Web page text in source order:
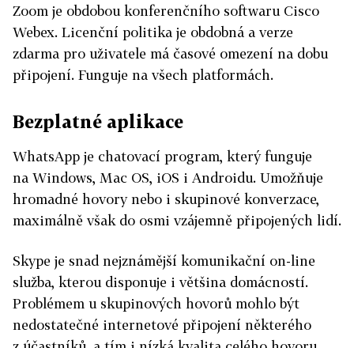
Zoom je obdobou konferenčního softwaru Cisco
Webex. Licenční politika je obdobná a verze
zdarma pro uživatele má časové omezení na dobu
připojení. Funguje na všech platformách.
Bezplatné aplikace
WhatsApp je chatovací program, který funguje
na Windows, Mac OS, iOS i Androidu. Umožňuje
hromadné hovory nebo i skupinové konverzace,
maximálně však do osmi vzájemně připojených lidí.
Skype je snad nejznámější komunikační on-line
služba, kterou disponuje i většina domácností.
Problémem u skupinových hovorů mohlo být
nedostatečné internetové připojení některého